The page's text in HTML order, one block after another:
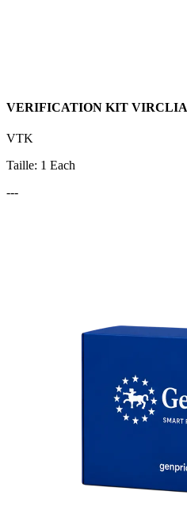
VERIFICATION KIT
VTK
Taille: 1 Each
---